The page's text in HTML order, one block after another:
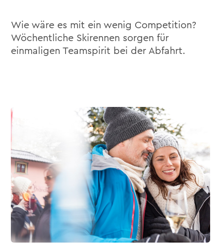
Wie wäre es mit ein wenig Competition?
Wöchentliche Skirennen sorgen für
einmaligen Teamspirit bei der Abfahrt.